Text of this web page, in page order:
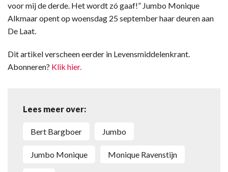
voor mij de derde. Het wordt zó gaaf!” Jumbo Monique
Alkmaar opent op woensdag 25 september haar deuren aan
De Laat.
Dit artikel verscheen eerder in Levensmiddelenkrant.
Abonneren? Klik hier.
Lees meer over:
Bert Bargboer Jumbo
Jumbo Monique Monique Ravenstijn